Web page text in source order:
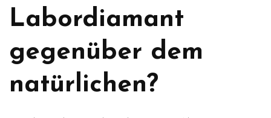
Labordiamant
gegenüber dem
natürlichen?